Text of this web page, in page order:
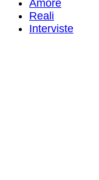
Amore
Reali
Interviste